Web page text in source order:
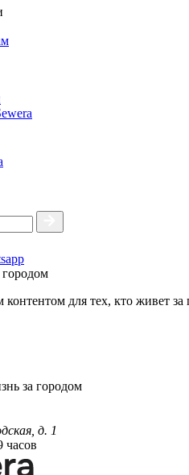
городом
для тех, кто живет за
за городом
д. 1
часов